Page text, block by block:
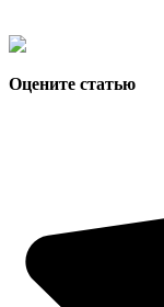
Оцените статью